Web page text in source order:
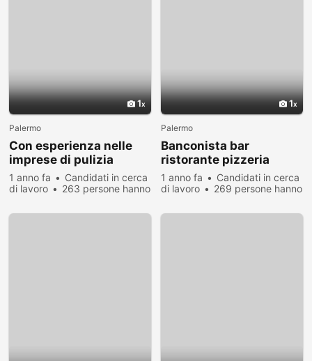
1
Palermo
Con esperienza nelle
imprese di pulizia
1 anno fa
Candidati in cerca
di lavoro
263 persone hanno
1
Palermo
Banconista bar
ristorante pizzeria
1 anno fa
Candidati in cerca
di lavoro
269 persone hanno